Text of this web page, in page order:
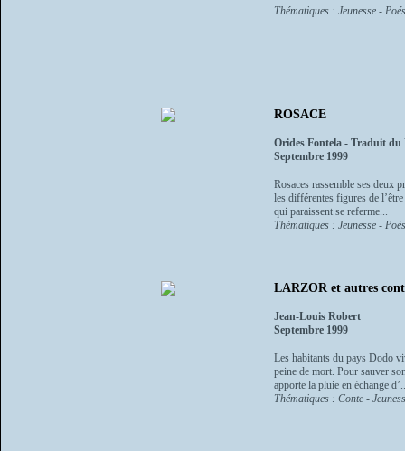
Thématiques : Jeunesse -
ROSACE
Orides Fontela - Traduit
Septembre 1999
Rosaces rassemble ses deux
les différentes figures de
qui paraissent se referme...
Thématiques : Jeunesse -
LARZOR et autres
Jean-Louis Robert
Septembre 1999
Les habitants du pays Dodo
peine de mort. Pour sauver
apporte la pluie en échange
Thématiques : Conte -